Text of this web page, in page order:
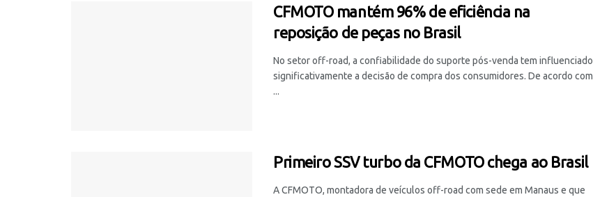
CFMOTO mantém 96% de eficiência na
reposição de peças no Brasil
No setor off-road, a confiabilidade do suporte pós-venda tem influenciado
significativamente a decisão de compra dos consumidores. De acordo com
...
Primeiro SSV turbo da CFMOTO chega ao Brasil
A CFMOTO, montadora de veículos off-road com sede em Manaus e que